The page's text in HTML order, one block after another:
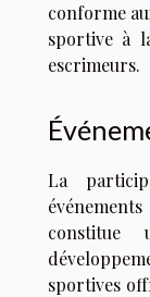
conforme
sportive à
escrimeurs.
La
sportives